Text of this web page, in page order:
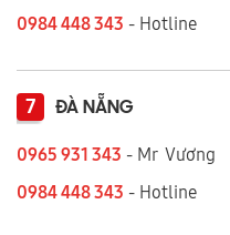
0984 448 343 - Hotline
7 ĐÀ NẴNG
0965 931 343 - Mr Vương
0984 448 343 - Hotline